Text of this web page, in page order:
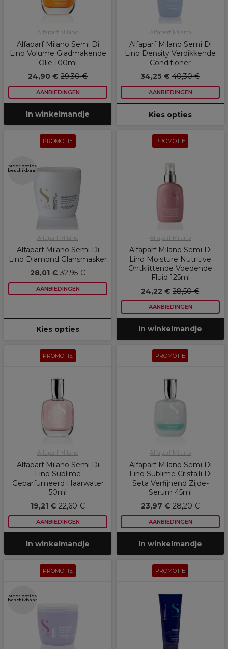
Alfaparf Milano
Alfaparf Milano Semi Di
Lino Volume Gladmakende
Olie 100ml
24,90 € 29,30 €
AANBIEDINGEN
In winkelmandje
Alfaparf Milano
Alfaparf Milano Semi Di
Lino Density Verdikkende
Conditioner
34,25 € 40,30 €
AANBIEDINGEN
Kies opties
PROMOTIE
Meer opties
beschikbaar
Alfaparf Milano
Alfaparf Milano Semi Di
Lino Diamond Glansmasker
28,01 € 32,95 €
AANBIEDINGEN
Kies opties
PROMOTIE
Alfaparf Milano
Alfaparf Milano Semi Di
Lino Moisture Nutritive
Ontklittende Voedende
Fluid 125ml
24,22 € 28,50 €
AANBIEDINGEN
In winkelmandje
PROMOTIE
Alfaparf Milano
Alfaparf Milano Semi Di
Lino Sublime
Geparfumeerd Haarwater
50ml
19,21 € 22,60 €
AANBIEDINGEN
In winkelmandje
PROMOTIE
Alfaparf Milano
Alfaparf Milano Semi Di
Lino Sublime Cristalli Di
Seta Verfijnend Zijde-
Serum 45ml
23,97 €28,20 €
AANBIEDINGEN
In winkelmandje
PROMOTIE
Meer opties
beschikbaar
PROMOTIE